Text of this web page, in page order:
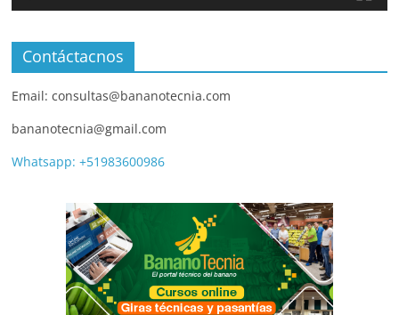
Contáctacnos
Email: consultas@bananotecnia.com
bananotecnia@gmail.com
Whatsapp: +51983600986